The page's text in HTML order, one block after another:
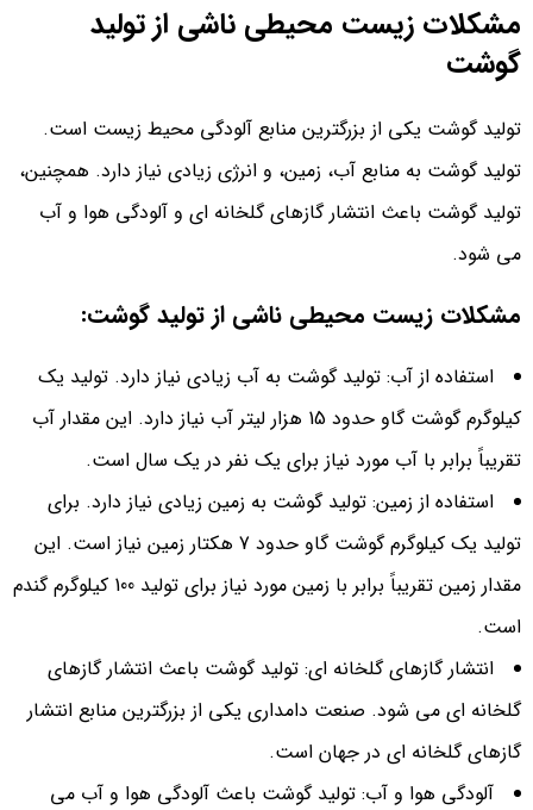
مشکلات زیست محیطی ناشی از تولید
گوشت
تولید گوشت یکی از بزرگترین منابع آلودگی محیط زیست است.
تولید گوشت به منابع آب، زمین، و انرژی زیادی نیاز دارد. همچنین،
تولید گوشت باعث انتشار گازهای گلخانه ای و آلودگی هوا و آب
می شود.
مشکلات زیست محیطی ناشی از تولید گوشت:
استفاده از آب: تولید گوشت به آب زیادی نیاز دارد. تولید یک
کیلوگرم گوشت گاو حدود 15 هزار لیتر آب نیاز دارد. این مقدار آب
تقریباً برابر با آب مورد نیاز برای یک نفر در یک سال است.
استفاده از زمین: تولید گوشت به زمین زیادی نیاز دارد. برای
تولید یک کیلوگرم گوشت گاو حدود 7 هکتار زمین نیاز است. این
مقدار زمین تقریباً برابر با زمین مورد نیاز برای تولید 100 کیلوگرم گندم
است.
انتشار گازهای گلخانه ای: تولید گوشت باعث انتشار گازهای
گلخانه ای می شود. صنعت دامداری یکی از بزرگترین منابع انتشار
گازهای گلخانه ای در جهان است.
آلودگی هوا و آب: تولید گوشت باعث آلودگی هوا و آب می